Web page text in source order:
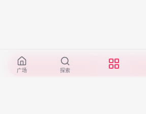
开始阅读
广场 探索